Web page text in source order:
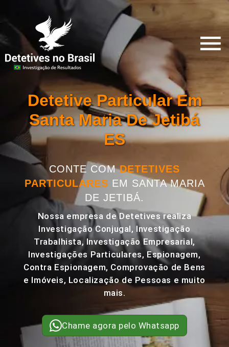
Detetive Particular Em
Santa Maria De Jetibá
ES
CONTE COMDETETIVES
PARTICULARES EM SANTA MARIA
DE JETIBÁ.
Nossa empresa de Detetives realiza
Investigação Conjugal, Investigação
Trabalhista, Investigação Empresarial,
Investigações Particulares, Espionagem,
Contra Espionagem, Comprovação de Bens
e Imóveis, Localização de Pessoas e muito
mais.
Chame agora pelo Whatsapp